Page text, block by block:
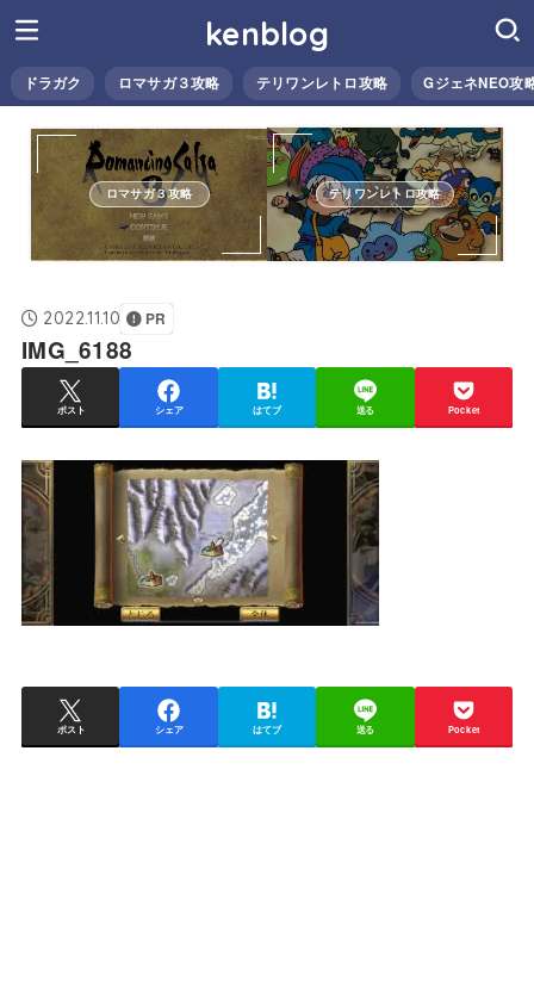
kenblog
ドラガク ロマサガ３攻略 テリワンレトロ攻略 GジェネNEO攻
ロマサガ３攻略 テリワンレトロ攻略
2022.11.10 PR
IMG_6188
ポスト シェア はてブ 送る Pocket
ポスト シェア はてブ 送る Pocket